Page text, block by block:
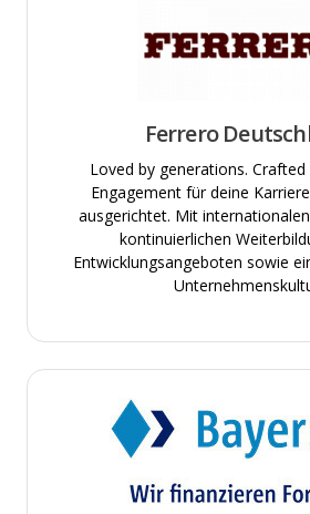
Ferrero
Loved by generations. Crafted
Engagement für deine
ausgerichtet. Mit
kontinuierlichen
Entwicklungsangeboten sowie